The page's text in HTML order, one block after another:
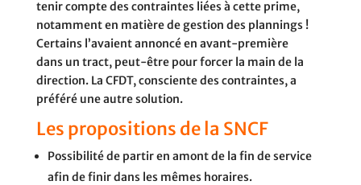
tenir compte des contraintes liées à cette prime,
notamment en matière de gestion des plannings !
Certains l’avaient annoncé en avant-première
dans un tract, peut-être pour forcer la main de la
direction. La CFDT, consciente des contraintes, a
préféré une autre solution.
Les propositions de la SNCF
Possibilité de partir en amont de la fin de service
afin de finir dans les mêmes horaires.